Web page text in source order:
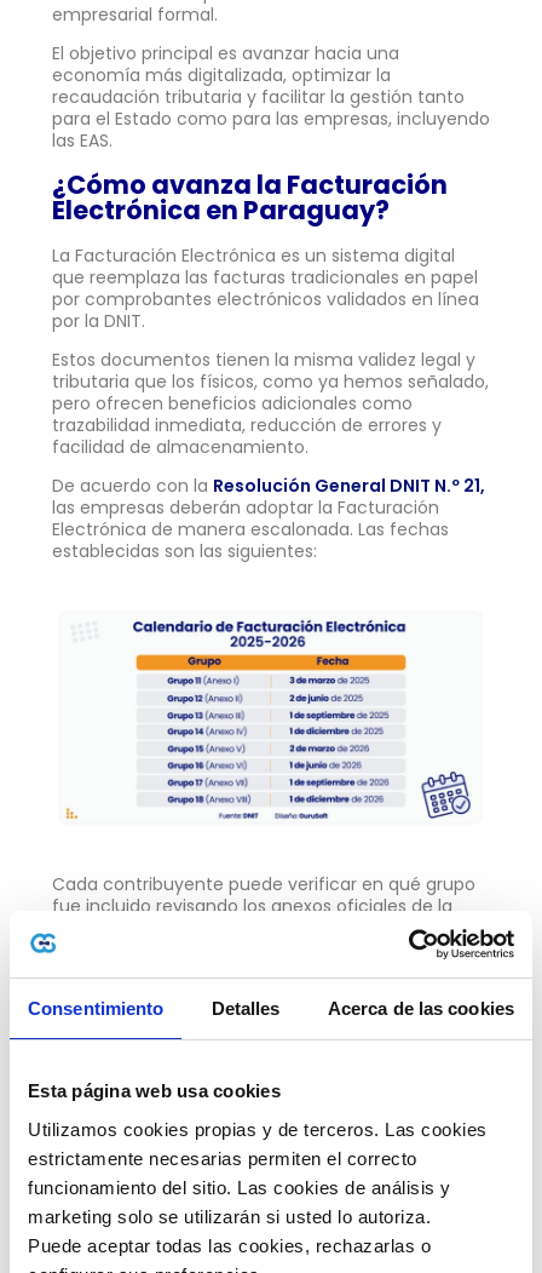
Consentimiento Detalles Acerca de las cookies
Esta página web usa cookies
Utilizamos cookies propias y de terceros. Las cookies
estrictamente necesarias permiten el correcto
funcionamiento del sitio. Las cookies de análisis y
marketing solo se utilizarán si usted lo autoriza.
Puede aceptar todas las cookies, rechazarlas o
empresarial formal.
El objetivo principal es avanzar hacia una
economía más digitalizada, optimizar la
recaudación tributaria y facilitar la gestión tanto
para el Estado como para las empresas, incluyendo
las EAS.
¿Cómo avanza la Facturación
Electrónica en Paraguay?
La Facturación Electrónica es un sistema digital
que reemplaza las facturas tradicionales en papel
por comprobantes electrónicos validados en línea
por la DNIT.
Estos documentos tienen la misma validez legal y
tributaria que los físicos, como ya hemos señalado,
pero ofrecen beneficios adicionales como
trazabilidad inmediata, reducción de errores y
facilidad de almacenamiento.
De acuerdo con la Resolución General DNIT N.º 21,
las empresas deberán adoptar la Facturación
Electrónica de manera escalonada. Las fechas
establecidas son las siguientes:
Cada contribuyente puede verificar en qué grupo
fue incluido revisando los anexos oficiales de la
Buzón Tributario
Marandu
, donde la DNIT notifica individualmente a
Empresas por Acciones
Simplificadas (EAS): ¿qué deben
un tipo societario diseñado especialmente para
emprendedores y pequeños negocios. Fueron
creadas por la Ley 6480/2020 y se caracterizan
por su sencillez y flexibilidad.
Entre sus principales atributos se encuentran: